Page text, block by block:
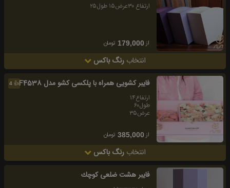
ارتفاع ۳۰عرض۱۵ طول۲۵
از179,000 تومان
انتخاب رنگ باکس
👍
4 فايبر كشويى همراه با پلكسى كشو مدل F4538
ارتفاع۱۴
طول۶۰
عرض۳۵
از385,000 تومان
انتخاب رنگ باکس
فايبر هشت ضلعى كوچك